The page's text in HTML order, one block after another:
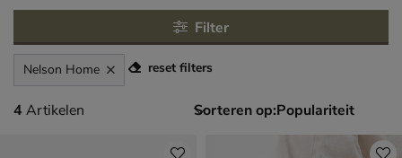
Filter
Nelson Home reset filters
4 artikelen
4 Artikelen Sorteren op: